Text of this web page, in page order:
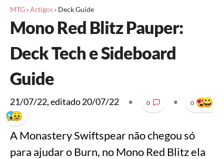
MTG ›Artigos › Deck Guide
Mono Red Blitz Pauper:
Deck Tech e Sideboard
Guide
21/07/22, editado20/07/22 • 0 • 0
A Monastery Swiftspear não chegou só
para ajudar o Burn, no Mono Red Blitz ela